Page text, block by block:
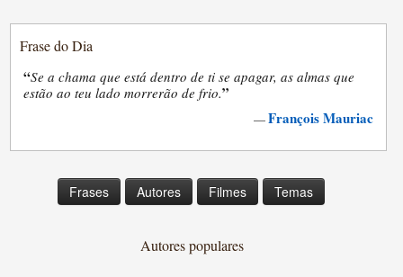
Frase do Dia
“Se a chama que está dentro de ti se apagar, as almas que
estão ao teu lado morrerão de frio.”
—François Mauriac
Frases Autores Filmes Temas
Autores populares